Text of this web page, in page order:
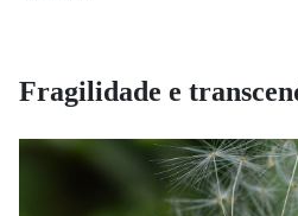
Fragilidade e